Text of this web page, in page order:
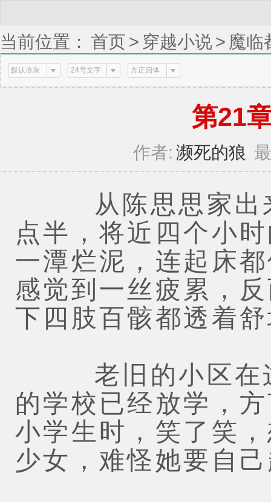
当前位置： 首页 > 穿越小说> 魔临
默认冷灰 24号文字 方正启体
第21
作者: 濒死的狼
从陈思思家出来
点半，将近四个小
一潭烂泥，连起床
感觉到一丝疲累，
下四肢百骸都透着
老旧的小区在这
的学校已经放学，
小学生时，笑了笑
少女，难怪她要自